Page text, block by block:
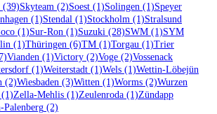
(39)Skyteam (2)Soest (1)Solingen (1)Speyer
(1)Stendal (1)Stockholm (1)Stralsund
(1)Sur-Ron (1)Suzuki (28)SWM (1)SYM
(1)Thüringen (6)TM (1)Torgau (1)Trier
Vianden (1)Victory (2)Voge (2)Vossenack
(1)Weiterstadt (1)Wels (1)Wettin-Löbejün
(2)Wiesbaden (3)Witten (1)Worms (2)Wurzen
(1)Zella-Mehlis (1)Zeulenroda (1)Zündapp
Palenberg (2)